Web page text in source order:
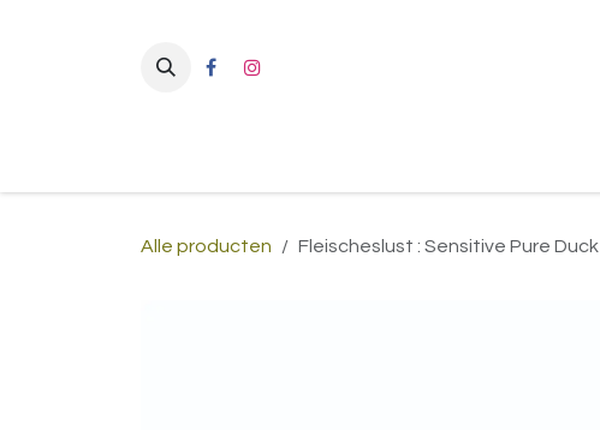
Alle producten Fleischeslust : Sensitive Pure Duck